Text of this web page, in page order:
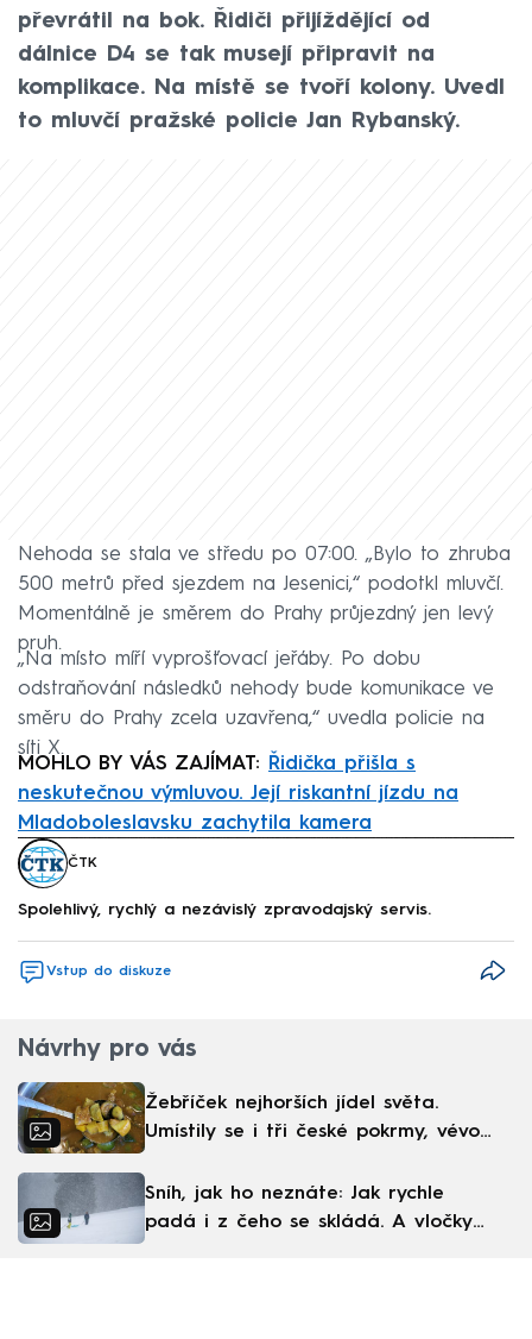
převrátil na bok. Řidiči přijíždějící od
dálnice D4 se tak musejí připravit na
komplikace. Na místě se tvoří kolony. Uvedl
to mluvčí pražské policie Jan Rybanský.
Nehoda se stala ve středu po 07:00. „Bylo to zhruba
500 metrů před sjezdem na Jesenici,“ podotkl mluvčí.
Momentálně je směrem do Prahy průjezdný jen levý
pruh.
„Na místo míří vyprošťovací jeřáby. Po dobu
odstraňování následků nehody bude komunikace ve
směru do Prahy zcela uzavřena,“ uvedla policie na
síti X.
MOHLO BY VÁS ZAJÍMAT: Řidička přišla s
neskutečnou výmluvou. Její riskantní jízdu na
Mladoboleslavsku zachytila kamera
ČTK
Spolehlivý, rychlý a nezávislý zpravodajský servis.
Vstup do diskuze
Návrhy pro vás
Žebříček nejhorších jídel světa.
Umístily se i tři české pokrmy, vévodí
Sníh, jak ho neznáte: Jak rychle
padá i z čeho se skládá. A vločky